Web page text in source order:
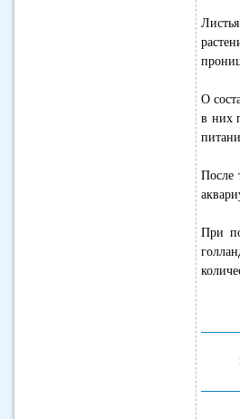
О
в них
После
При